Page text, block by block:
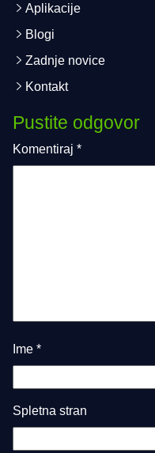
Aplikacije
Blogi
Zadnje novice
Kontakt
Pustite odgovor
Komentiraj *
Ime *
Spletna stran